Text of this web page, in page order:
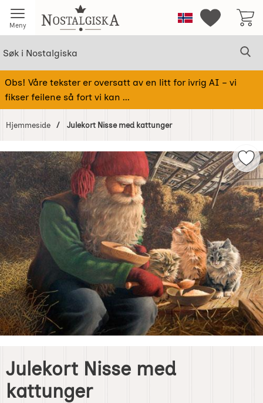
Meny Startsiden for NostalgiskaNorge Mine
Obs! Våre tekster er oversatt av en litt for ivrig AI – vi
fikser feilene så fort vi kan ...
Hjemmeside Julekort Nisse med kattunger
over
Bilder
Julekort Nisse med
kattunger